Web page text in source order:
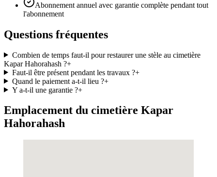
Abonnement annuel avec garantie complète pendant tout
l'abonnement
Questions fréquentes
Combien de temps faut-il pour restaurer une stèle au cimetière
Kapar Hahorahash ?+
Faut-il être présent pendant les travaux ?+
Quand le paiement a-t-il lieu ?+
Y a-t-il une garantie ?+
Emplacement du cimetière Kapar
Hahorahash